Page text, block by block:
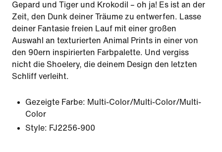
Gepard und Tiger und Krokodil – oh ja! Es ist an der
Zeit, den Dunk deiner Träume zu entwerfen. Lasse
deiner Fantasie freien Lauf mit einer großen
Auswahl an texturierten Animal Prints in einer von
den 90ern inspirierten Farbpalette. Und vergiss
nicht die Shoelery, die deinem Design den letzten
Schliff verleiht.
Gezeigte Farbe: Multi-Color/Multi-Color/Multi-
Color
Style: FJ2256-900